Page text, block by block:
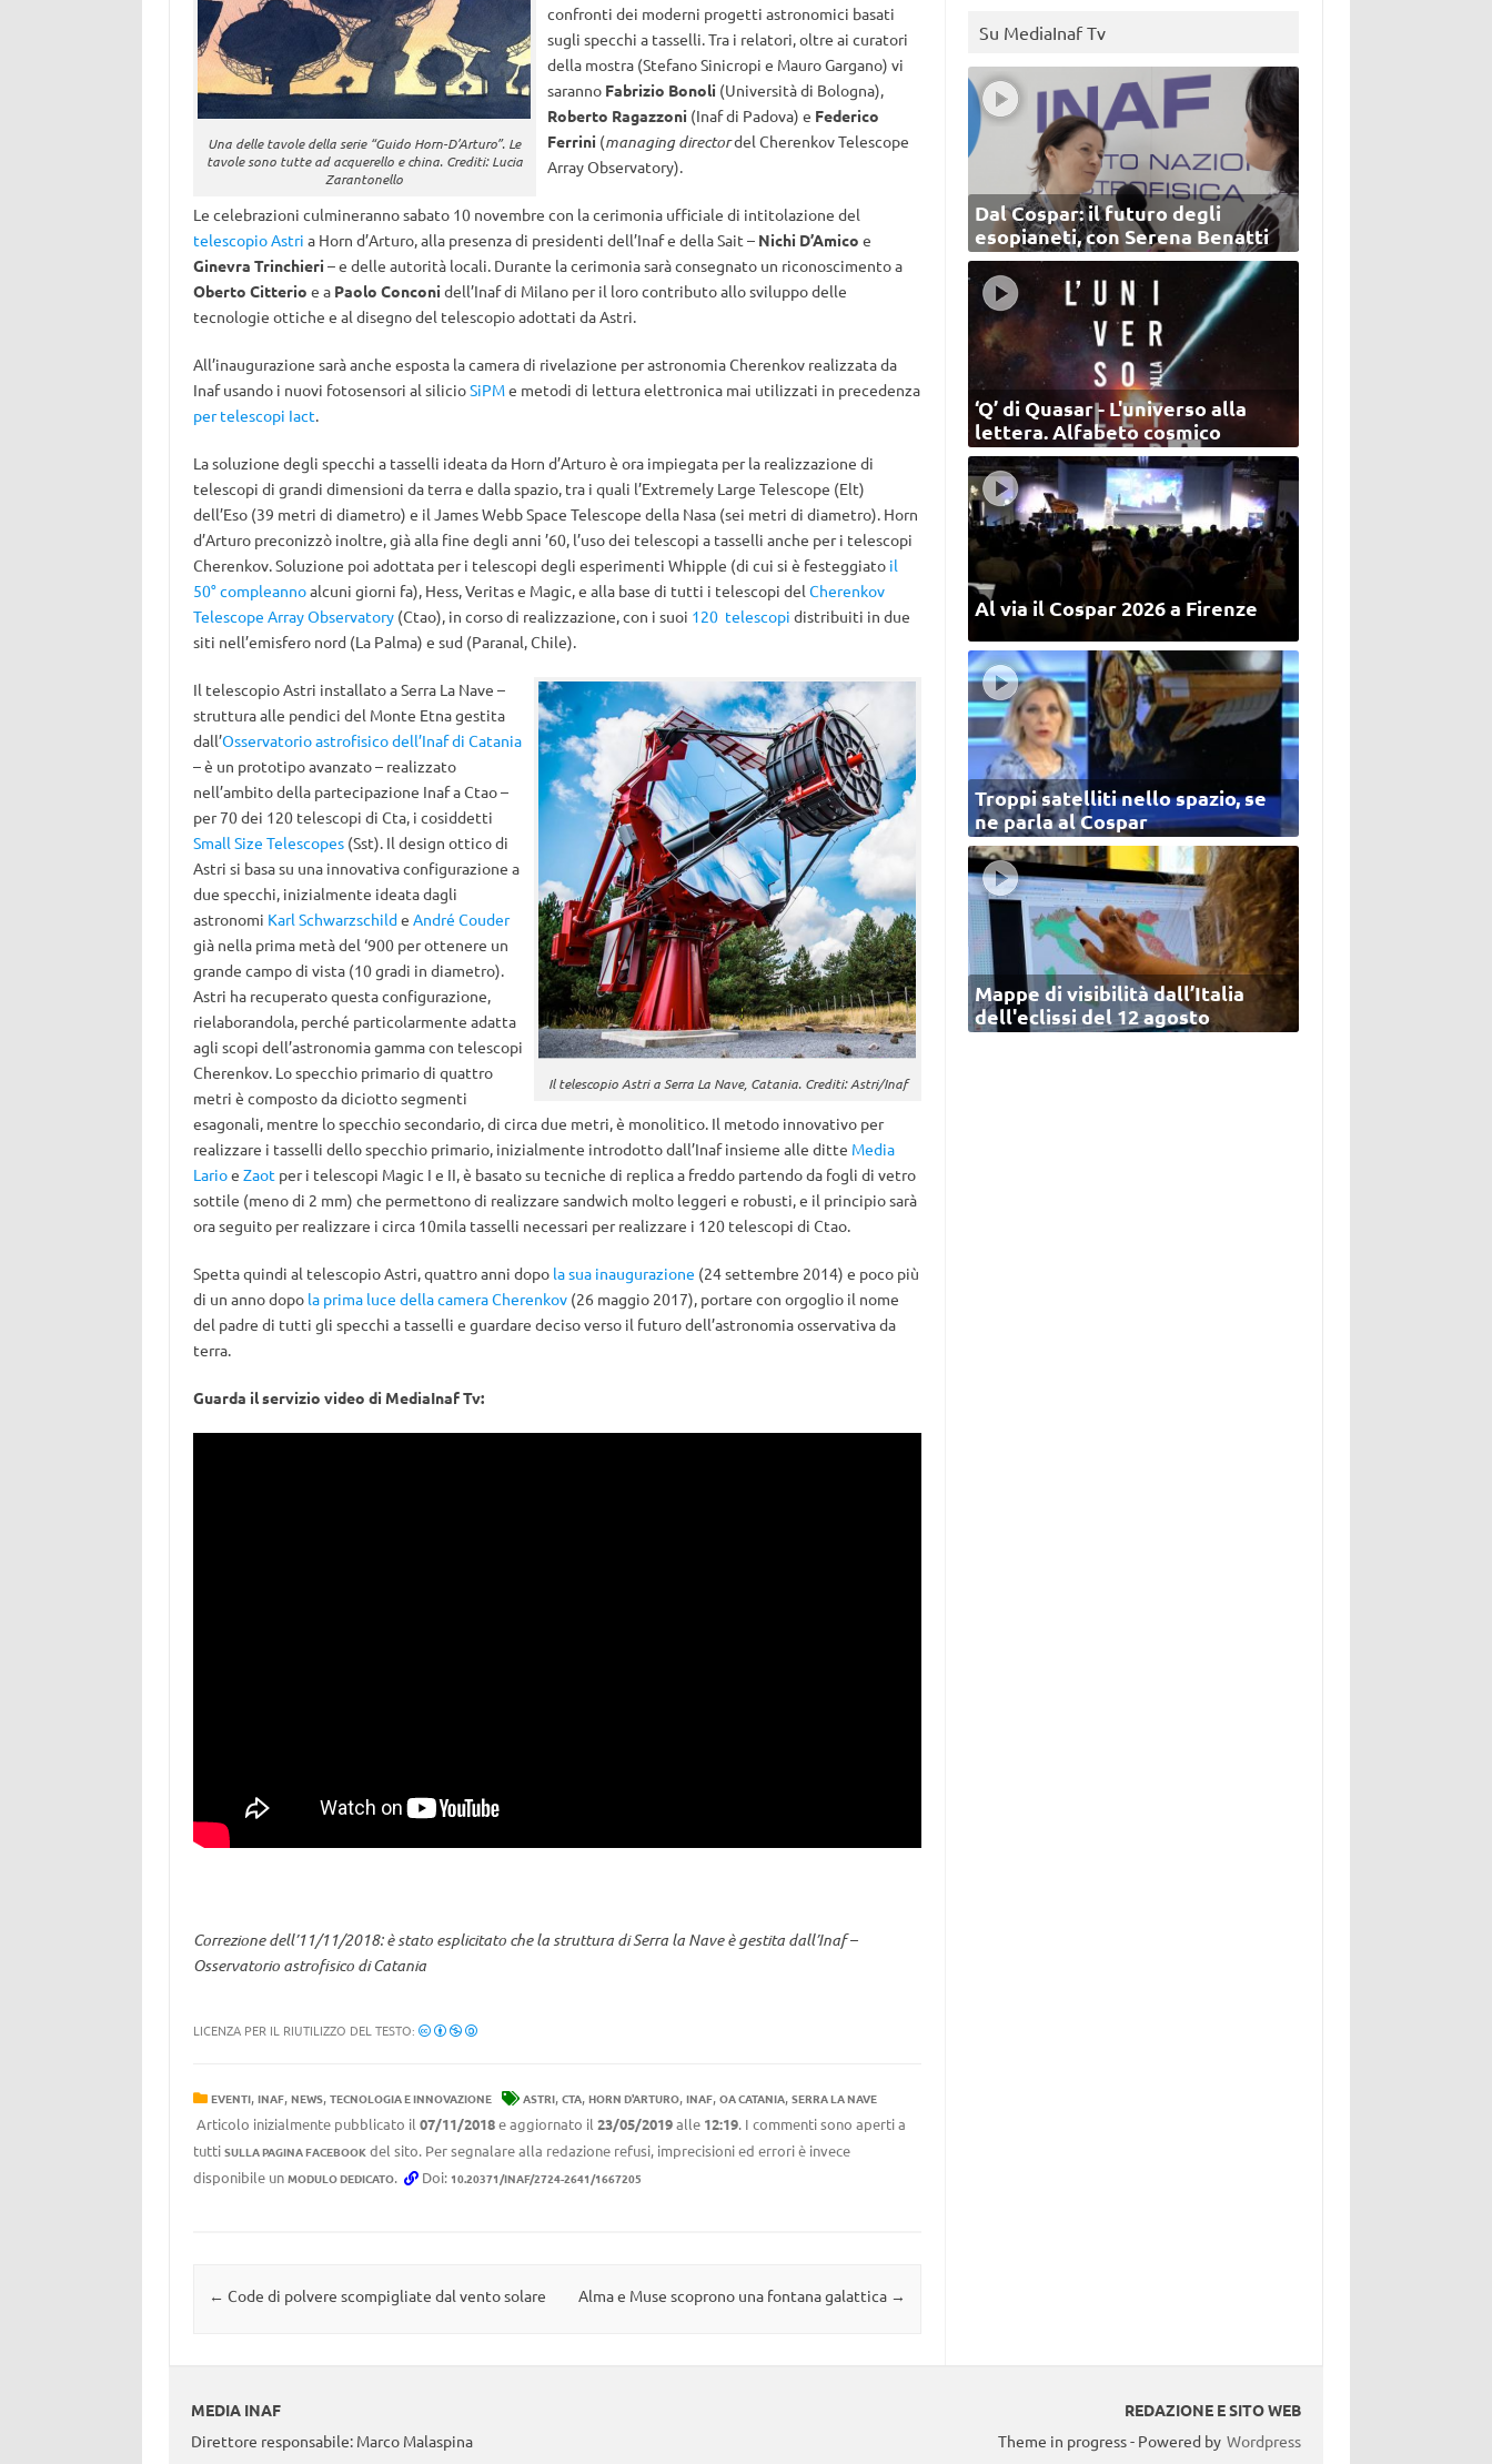
Una delle tavole della serie “Guido Horn-D’Arturo”. Le
tavole sono tutte ad acquerello e china. Crediti: Lucia
Zarantonello
confronti dei moderni progetti astronomici basati
sugli specchi a tasselli. Tra i relatori, oltre ai curatori
della mostra (Stefano Sinicropi e Mauro Gargano) vi
saranno Fabrizio Bonoli (Università di Bologna),
Roberto Ragazzoni (Inaf di Padova) e Federico
Ferrini (managing directordel Cherenkov Telescope
Array Observatory).
Le celebrazioni culmineranno sabato 10 novembre con la cerimonia ufficiale di intitolazione del
telescopio Astri a Horn d’Arturo, alla presenza di presidenti dell’Inaf e della Sait – Nichi D’Amico e
Ginevra Trinchieri – e delle autorità locali. Durante la cerimonia sarà consegnato un riconoscimento a
Oberto Citterio e a Paolo Conconi dell’Inaf di Milano per il loro contributo allo sviluppo delle
tecnologie ottiche e al disegno del telescopio adottati da Astri.
All’inaugurazione sarà anche esposta la camera di rivelazione per astronomia Cherenkov realizzata da
Inaf usando i nuovi fotosensori al silicioSiPMe metodi di lettura elettronica mai utilizzati in precedenza
per telescopi Iact.
La soluzione degli specchi a tasselli ideata da Horn d’Arturo è ora impiegata per la realizzazione di
telescopi di grandi dimensioni da terra e dalla spazio, tra i quali l’Extremely Large Telescope (Elt)
dell’Eso (39 metri di diametro) e il James Webb Space Telescope della Nasa (sei metri di diametro). Horn
d’Arturo preconizzò inoltre, già alla fine degli anni ’60, l’uso dei telescopi a tasselli anche per i telescopi
Cherenkov. Soluzione poi adottata per i telescopi degli esperimenti Whipple (di cui si è festeggiato il
50° compleannoalcuni giorni fa), Hess, Veritas e Magic, e alla base di tutti i telescopi del Cherenkov
Telescope Array Observatory(Ctao), in corso di realizzazione, con i suoi 120 telescopi distribuiti in due
siti nell’emisfero nord (La Palma) e sud (Paranal, Chile).
Il telescopio Astri a Serra La Nave, Catania. Crediti: Astri/Inaf
Il telescopio Astri installato a Serra La Nave –
struttura alle pendici del Monte Etna gestita
dall’Osservatorio astrofisico dell’Inaf di Catania
– è un prototipo avanzato – realizzato
nell’ambito della partecipazione Inaf a Ctao –
per 70 dei 120 telescopi di Cta, i cosiddetti
Small Size Telescopes(Sst). Il design ottico di
Astri si basa su una innovativa configurazione a
due specchi, inizialmente ideata dagli
astronomi Karl Schwarzschilde André Couder
già nella prima metà del ‘900 per ottenere un
grande campo di vista (10 gradi in diametro).
Astri ha recuperato questa configurazione,
rielaborandola, perché particolarmente adatta
agli scopi dell’astronomia gamma con telescopi
Cherenkov. Lo specchio primario di quattro
metri è composto da diciotto segmenti
esagonali, mentre lo specchio secondario, di circa due metri, è monolitico. Il metodo innovativo per
realizzare i tasselli dello specchio primario, inizialmente introdotto dall’Inaf insieme alle ditte Media
Larioe Zaot per i telescopi Magic I e II, è basato su tecniche di replica a freddo partendo da fogli di vetro
sottile (meno di 2 mm) che permettono di realizzare sandwich molto leggeri e robusti, e il principio sarà
ora seguito per realizzare i circa 10mila tasselli necessari per realizzare i 120 telescopi di Ctao.
Spetta quindi al telescopio Astri, quattro anni dopo la sua inaugurazione (24 settembre 2014) e poco più
di un anno dopo la prima luce della camera Cherenkov(26 maggio 2017), portare con orgoglio il nome
del padre di tutti gli specchi a tasselli e guardare deciso verso il futuro dell’astronomia osservativa da
terra.
Guarda il servizio video di MediaInaf Tv:
Correzione dell’11/11/2018: è stato esplicitato che la struttura di Serra la Nave è gestita dall’Inaf –
Osservatorio astrofisico di Catania
LICENZA PER IL RIUTILIZZO DEL TESTO:
EVENTI, INAF, NEWS, TECNOLOGIA E INNOVAZIONE ASTRI, CTA, HORN D'ARTURO, INAF, OA CATANIA, SERRA LA NAVE
Articolo inizialmente pubblicato il 07/11/2018e aggiornato il 23/05/2019alle 12:19. I commenti sono aperti a
tutti SULLA PAGINA FACEBOOKdel sito. Per segnalare alla redazione refusi, imprecisioni ed errori è invece
disponibile un MODULO DEDICATO. Doi: 10.20371/INAF/2724-2641/1667205
Navigazione articolo
← Code di polvere scompigliate dal vento solare Alma e Muse scoprono una fontana galattica →
Su MediaInaf Tv
Dal Cospar: il futuro degli
esopianeti, con Serena Benatti
‘Q’ di Quasar - L'universo alla
lettera. Alfabeto cosmico
Al via il Cospar 2026 a Firenze
Troppi satelliti nello spazio, se
ne parla al Cospar
Mappe di visibilità dall’Italia
dell'eclissi del 12 agosto
MEDIA INAF
Direttore responsabile: Marco Malaspina
REDAZIONE E SITO WEB
Theme in progress - Powered by Wordpress